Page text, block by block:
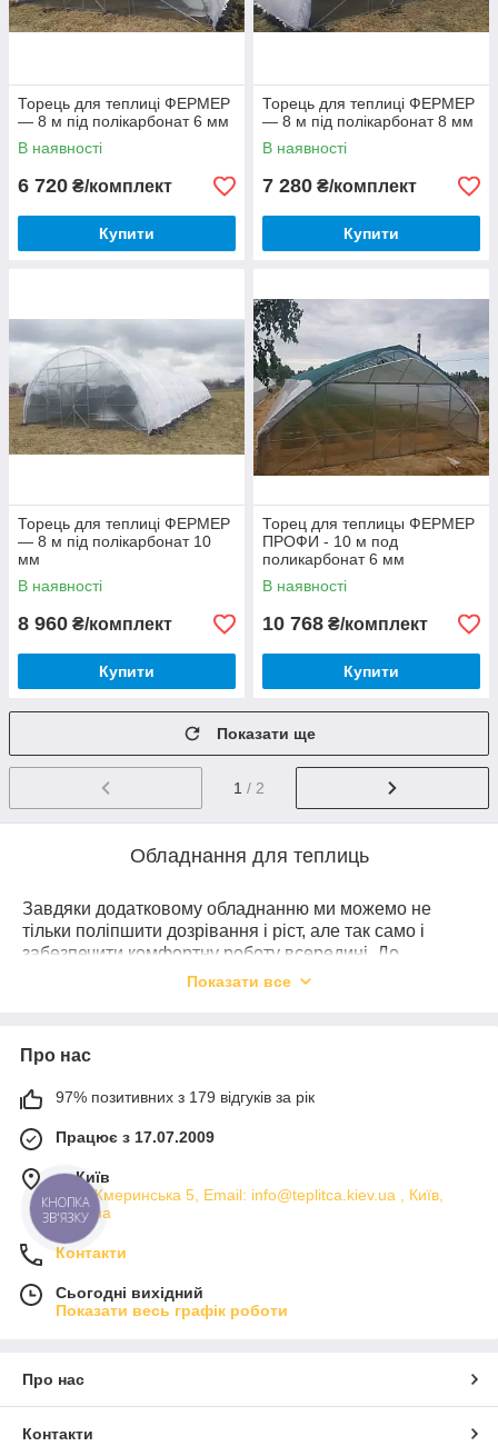
Торець для теплиці ФЕРМЕР
— 8 м під полікарбонат 6 мм
В наявності
6 720 ₴/комплект
Купити
Торець для теплиці ФЕРМЕР
— 8 м під полікарбонат 8 мм
В наявності
7 280 ₴/комплект
Купити
Торець для теплиці ФЕРМЕР
— 8 м під полікарбонат 10
мм
В наявності
8 960 ₴/комплект
Купити
Торец для теплицы ФЕРМЕР
ПРОФИ - 10 м под
поликарбонат 6 мм
В наявності
10 768 ₴/комплект
Купити
Показати ще
1 / 2
Обладнання для теплиць
Завдяки додатковому обладнанню ми можемо не
тільки поліпшити дозрівання і ріст, але так само і
забезпечити комфортну роботу всередині. До
додаткового обладнання, як правило, входить:
великий тамбур із розсадним відділенням
система автоматичного надування
системи освітлення
туманоутворення
опалення
вентиляції
Показати все
Про нас
97% позитивних з 179 відгуків за рік
Працює з 17.07.2009
м. Київ
вул. Жмеринська 5, Email: info@teplitca.kiev.ua , Київ,
Україна
Контакти
Сьогодні вихідний
Показати весь графік роботи
Про нас
Контакти
КНОПКА
ЗВ'ЯЗКУ